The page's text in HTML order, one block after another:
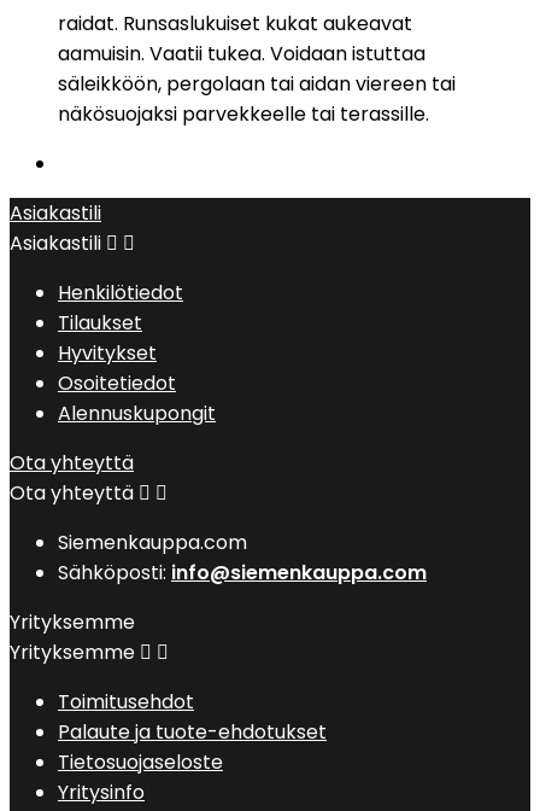
raidat. Runsaslukuiset kukat aukeavat
aamuisin. Vaatii tukea. Voidaan istuttaa
säleikköön, pergolaan tai aidan viereen tai
näkösuojaksi parvekkeelle tai terassille.
Asiakastili
Asiakastili  
Henkilötiedot
Tilaukset
Hyvitykset
Osoitetiedot
Alennuskupongit
Ota yhteyttä
Ota yhteyttä  
Siemenkauppa.com
Sähköposti: info@siemenkauppa.com
Yrityksemme
Yrityksemme  
Toimitusehdot
Palaute ja tuote-ehdotukset
Tietosuojaseloste
Yritysinfo